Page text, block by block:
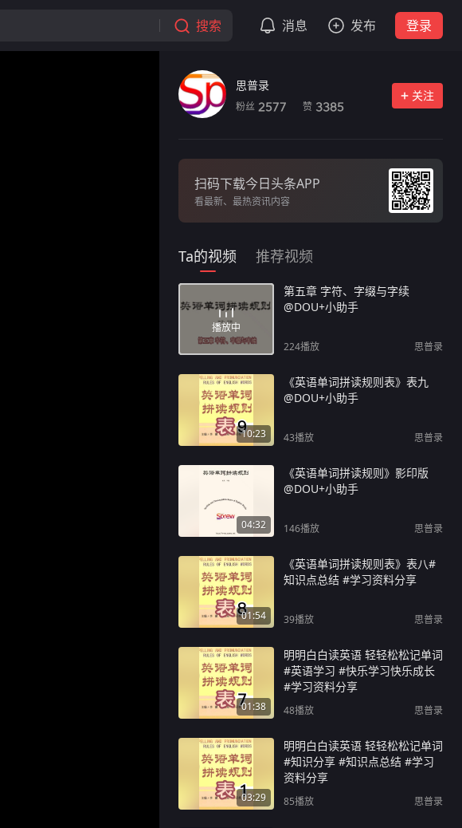
搜索 消息 发布 登录
思普录
粉丝 2577 赞 3385
关注
扫码下载今日头条APP
看最新、最热资讯内容
Ta的视频 推荐视频
播放中
第五章 字符、字缀与字续
@DOU+小助手
224播放 思普录
10:23
《英语单词拼读规则表》表九
@DOU+小助手
43播放 思普录
04:32
《英语单词拼读规则》影印版
@DOU+小助手
146播放 思普录
01:54
《英语单词拼读规则表》表八#
知识点总结 #学习资料分享
39播放 思普录
01:38
明明白白读英语 轻轻松松记单词
#英语学习 #快乐学习快乐成长
#学习资料分享
48播放 思普录
03:29
明明白白读英语 轻轻松松记单词
#知识分享 #知识点总结 #学习
资料分享
85播放 思普录